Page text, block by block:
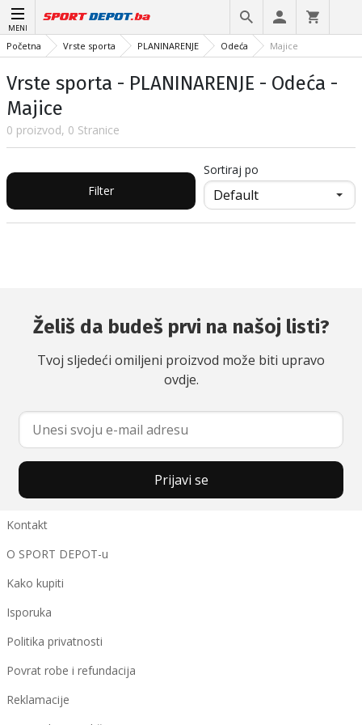
MENI
Početna Vrste sporta PLANINARENJE Odeća Majice
Vrste sporta - PLANINARENJE - Odeća -
Majice
0 proizvod, 0 Stranice
Filter
Sortiraj po
Želiš da budeš prvi na našoj listi?
Tvoj sljedeći omiljeni proizvod može biti upravo
ovdje.
Prijavi se
Kontakt
O SPORT DEPOT-u
Kako kupiti
Isporuka
Politika privatnosti
Povrat robe i refundacija
Reklamacije